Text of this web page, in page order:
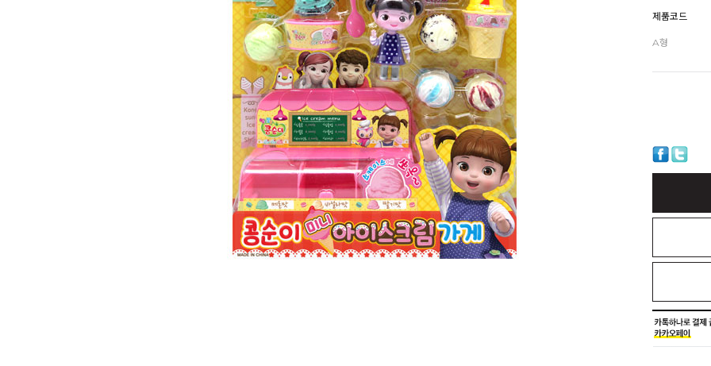
제품코드
A형